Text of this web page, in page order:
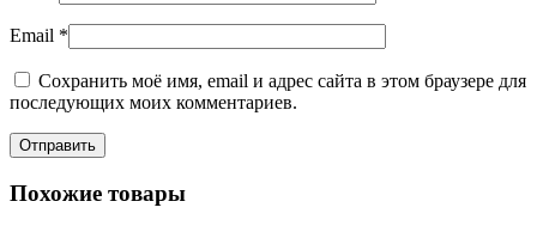
Email *
Сохранить моё имя, email и адрес сайта в этом браузере для
последующих моих комментариев.
Похожие товары